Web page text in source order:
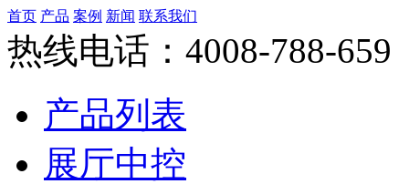
首页 产品 案例 新闻 联系我们
热线电话：4008-788-659
产品列表
展厅中控